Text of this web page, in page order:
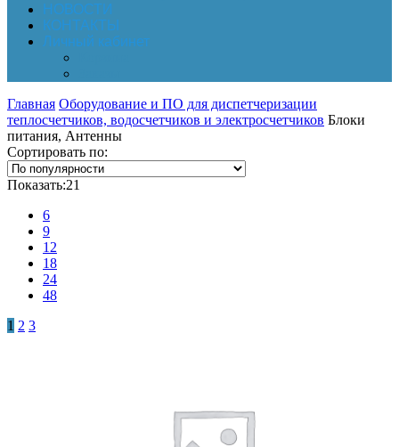
НОВОСТИ
КОНТАКТЫ
Личный кабинет
Главная Оборудование и ПО для диспетчеризации
теплосчетчиков, водосчетчиков и электросчетчиков Блоки
питания, Антенны
Сортировать по:
Показать:21
6
9
12
18
24
48
1 2 3